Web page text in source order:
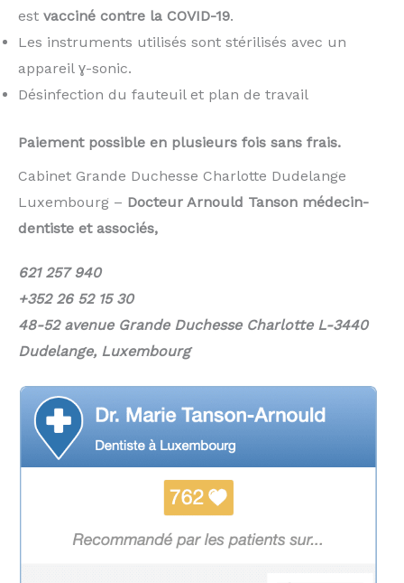
est vacciné contre la COVID-19.
Les instruments utilisés sont stérilisés avec un
appareil ɣ-sonic.
Désinfection du fauteuil et plan de travail
Paiement possible en plusieurs fois sans frais.
Cabinet Grande Duchesse Charlotte Dudelange
Luxembourg – Docteur Arnould Tanson médecin-
dentiste et associés,
621 257 940
+352 26 52 15 30
48-52 avenue Grande Duchesse Charlotte L-3440
Dudelange, Luxembourg